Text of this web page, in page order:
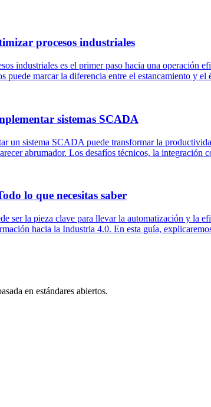
procesos industriales
industriales es el primer paso hacia una operación
puede marcar la diferencia entre el estancamiento y
sistemas SCADA
un sistema SCADA puede transformar la
abrumador. Los desafíos técnicos, la
lo que necesitas saber
ser la pieza clave para llevar la automatización y la
hacia la Industria 4.0. En esta guía,
en estándares abiertos.